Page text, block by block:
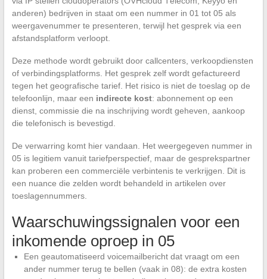
anderen) bedrijven in staat om een nummer in 01 tot 05 als
weergavenummer te presenteren, terwijl het gesprek via een
afstandsplatform verloopt.
Deze methode wordt gebruikt door callcenters, verkoopdiensten
of verbindingsplatforms. Het gesprek zelf wordt gefactureerd
tegen het geografische tarief. Het risico is niet de toeslag op de
telefoonlijn, maar een indirecte kost: abonnement op een
dienst, commissie die na inschrijving wordt geheven, aankoop
die telefonisch is bevestigd.
De verwarring komt hier vandaan. Het weergegeven nummer in
05 is legitiem vanuit tariefperspectief, maar de gesprekspartner
kan proberen een commerciële verbintenis te verkrijgen. Dit is
een nuance die zelden wordt behandeld in artikelen over
toeslagennummers.
Waarschuwingssignalen voor een
inkomende oproep in 05
Een geautomatiseerd voicemailbericht dat vraagt om een
ander nummer terug te bellen (vaak in 08): de extra kosten